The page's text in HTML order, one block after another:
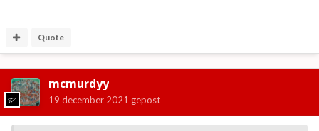
Quote
mcmurdyy
19 december 2021 gepost